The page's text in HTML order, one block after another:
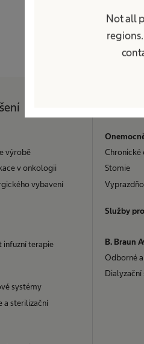
Not all
Telefonické objednání
výrobě
v onkologii
vybavení
infuzní terapie​
systémy
a sterilizační
Chronické
Stomie
Služby
B. Braun
Odborné
Dialyzační